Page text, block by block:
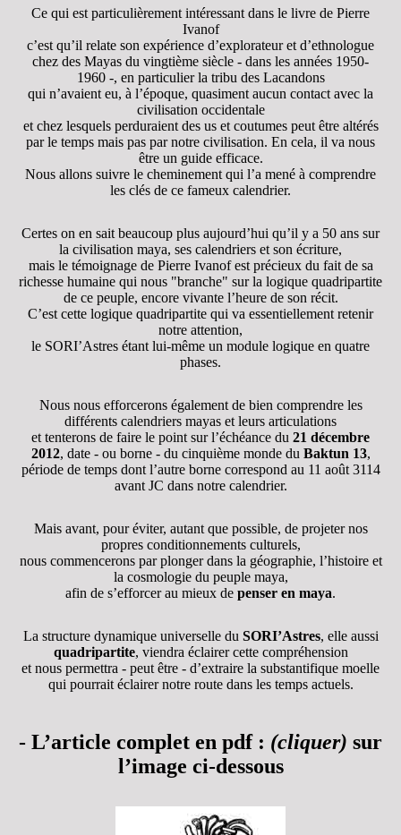
Ce qui est particulièrement intéressant dans le livre de Pierre
Ivanof
c’est qu’il relate son expérience d’explorateur et d’ethnologue
chez des Mayas du vingtième siècle - dans les années 1950-
1960 -, en particulier la tribu des Lacandons
qui n’avaient eu, à l’époque, quasiment aucun contact avec la
civilisation occidentale
et chez lesquels perduraient des us et coutumes peut être altérés
par le temps mais pas par notre civilisation. En cela, il va nous
être un guide efficace.
Nous allons suivre le cheminement qui l’a mené à comprendre
les clés de ce fameux calendrier.
Certes on en sait beaucoup plus aujourd’hui qu’il y a 50 ans sur
la civilisation maya, ses calendriers et son écriture,
mais le témoignage de Pierre Ivanof est précieux du fait de sa
richesse humaine qui nous "branche" sur la logique quadripartite
de ce peuple, encore vivante l’heure de son récit.
C’est cette logique quadripartite qui va essentiellement retenir
notre attention,
le SORI’Astres étant lui-même un module logique en quatre
phases.
Nous nous efforcerons également de bien comprendre les
différents calendriers mayas et leurs articulations
et tenterons de faire le point sur l’échéance du 21 décembre
2012, date - ou borne - du cinquième monde du Baktun 13,
période de temps dont l’autre borne correspond au 11 août 3114
avant JC dans notre calendrier.
Mais avant, pour éviter, autant que possible, de projeter nos
propres conditionnements culturels,
nous commencerons par plonger dans la géographie, l’histoire et
la cosmologie du peuple maya,
afin de s’efforcer au mieux de penser en maya.
La structure dynamique universelle du SORI’Astres, elle aussi
quadripartite, viendra éclairer cette compréhension
et nous permettra - peut être - d’extraire la substantifique moelle
qui pourrait éclairer notre route dans les temps actuels.
- L’article complet en pdf : (cliquer) sur
l’image ci-dessous